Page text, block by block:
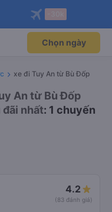
Mở app
bay qua
Mở app
Chọn ngày
xe đi Tuy An từ Bù Đốp
An từ Bù Đốp
nhất: 1 chuyến
4.2
(83 đánh giá)